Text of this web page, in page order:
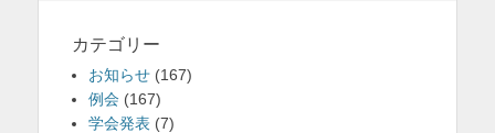
カテゴリー
お知らせ (167)
例会 (167)
学会発表 (7)